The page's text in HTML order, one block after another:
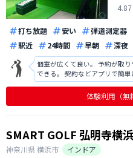
4.87
打ち放題 安い 弾道測定器
駅近
24時間 早朝 深夜
個室が広くて良い。 予約が取
できる。 契約などアプリで簡
ボール集めが手動で大変。 テ
体験利用（無
SMART GOLF 弘明寺横
神奈川県横浜市
インドア